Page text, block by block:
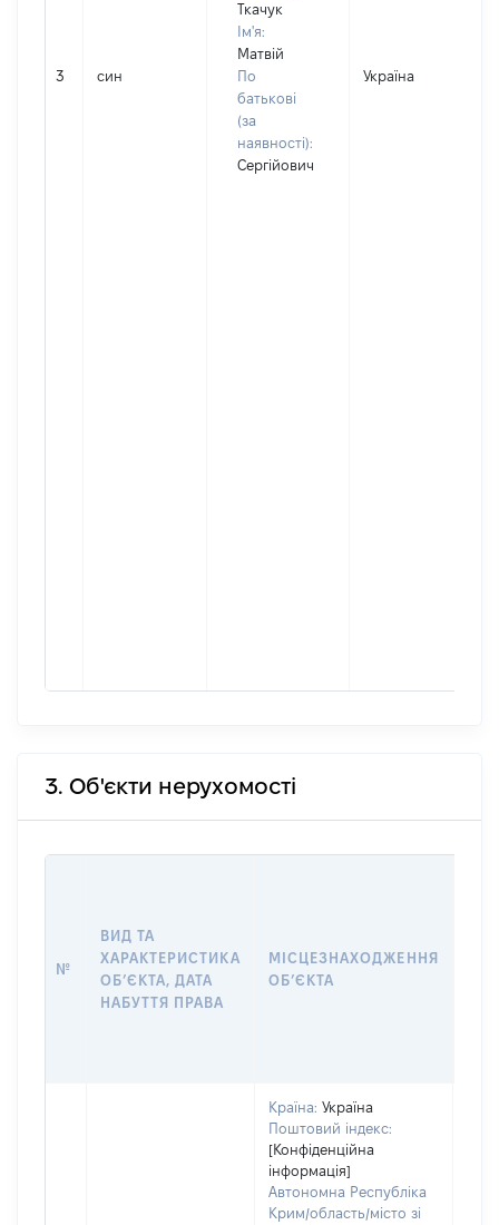
3 син
Ткачук
Ім'я:
Матвій
По
батькові
(за
наявності):
Сергійович
Україна
3. Об'єкти нерухомості
№
ВИД ТА
ХАРАКТЕРИСТИКА
ОБʼЄКТА, ДАТА
НАБУТТЯ ПРАВА
МІСЦЕЗНАХОДЖЕННЯ
ОБʼЄКТА
Країна: Україна
Поштовий індекс:
[Конфіденційна
інформація]
Автономна Республіка
Крим/область/місто зі